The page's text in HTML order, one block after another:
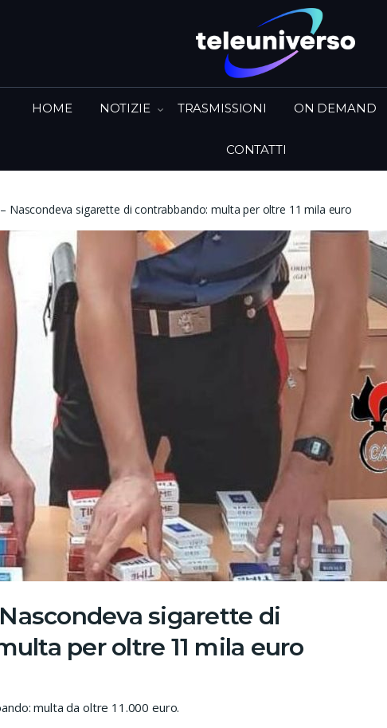
HOME NOTIZIE TRASMISSIONI ON DEMAND
CONTATTI
Nascondeva sigarette di contrabbando: multa per oltre 11 mila euro
sigarette di
per oltre 11 mila euro
multa da oltre 11.000 euro.